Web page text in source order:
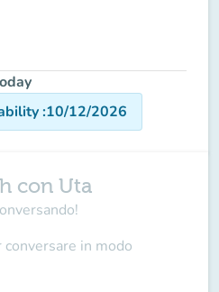
:10/12/2026
con Uta
in modo